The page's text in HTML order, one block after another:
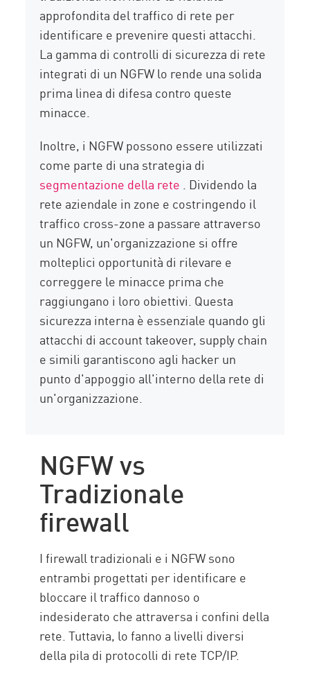
approfondita del traffico di rete per
identificare e prevenire questi attacchi.
La gamma di controlli di sicurezza di rete
integrati di un NGFW lo rende una solida
prima linea di difesa contro queste
minacce.
Inoltre, i NGFW possono essere utilizzati
come parte di una strategia di
segmentazione della rete . Dividendo la
rete aziendale in zone e costringendo il
traffico cross-zone a passare attraverso
un NGFW, un'organizzazione si offre
molteplici opportunità di rilevare e
correggere le minacce prima che
raggiungano i loro obiettivi. Questa
sicurezza interna è essenziale quando gli
attacchi di account takeover, supply chain
e simili garantiscono agli hacker un
punto d'appoggio all'interno della rete di
un'organizzazione.
NGFW vs
Tradizionale
firewall
I firewall tradizionali e i NGFW sono
entrambi progettati per identificare e
bloccare il traffico dannoso o
indesiderato che attraversa i confini della
rete. Tuttavia, lo fanno a livelli diversi
della pila di protocolli di rete TCP/IP.